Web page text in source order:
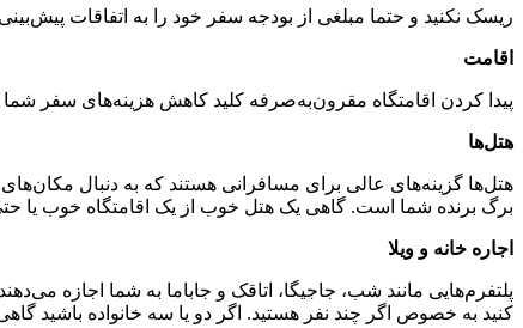
ریسک نکنید و حتما مبلغی از بودجه سفر خود را به اتفاقات
اقامت
پیدا کردن اقامتگاه مقرون‌به‌صرفه کلید کاهش هزینه‌های سفر
هتل‌ها
هتل‌ها گزینه‌های عالی برای مسافرانی هستند که به دنبال
برگ برنده شما است. گاهی یک هتل خوب از یک اقامتگاه خوب یا
اجاره خانه و ویلا
پلتفرم‌هایی مانند شب، جاجیگا، اتاقک و جاباما به شما اجازه
کنید به خصوص اگر چند نفر هستید. اگر دو یا سه خانواده باشید